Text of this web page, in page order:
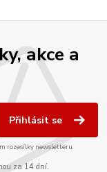
akce a
Přihlásit se
rozesílky newsletteru.
za 14 dní.